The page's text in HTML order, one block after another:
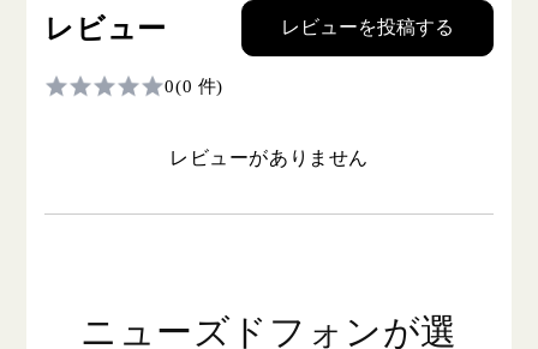
レビュー レビューを投稿する
0(0 件)
レビューがありません
ニューズドフォンが選